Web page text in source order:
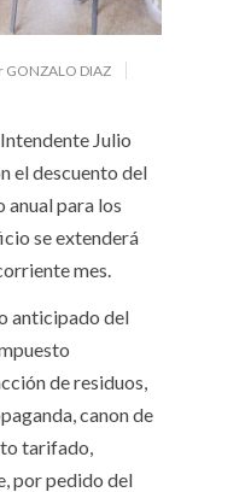
GONZALO DIAZ
Julio
el descuento del
anual para los
se extenderá
mes.
anticipado del
de residuos,
canon de
tarifado,
por pedido del